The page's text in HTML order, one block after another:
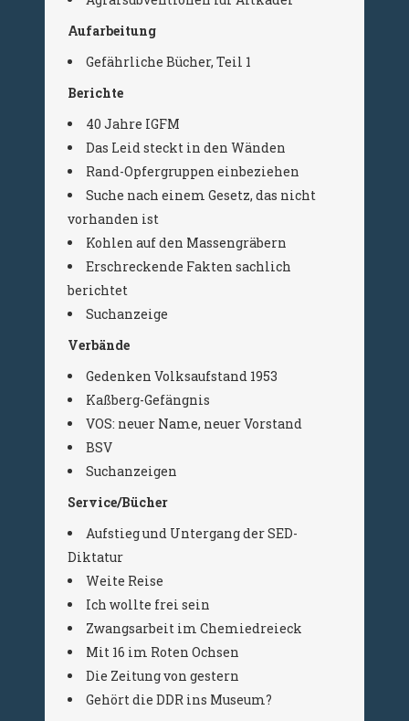
Aufarbeitung
Gefährliche Bücher, Teil 1
Berichte
40 Jahre IGFM
Das Leid steckt in den Wänden
Rand-Opfergruppen einbeziehen
Suche nach einem Gesetz, das nicht
vorhanden ist
Kohlen auf den Massengräbern
Erschreckende Fakten sachlich
berichtet
Suchanzeige
Verbände
Gedenken Volksaufstand 1953
Kaßberg-Gefängnis
VOS: neuer Name, neuer Vorstand
BSV
Suchanzeigen
Service/Bücher
Aufstieg und Untergang der SED-
Diktatur
Weite Reise
Ich wollte frei sein
Zwangsarbeit im Chemiedreieck
Mit 16 im Roten Ochsen
Die Zeitung von gestern
Gehört die DDR ins Museum?